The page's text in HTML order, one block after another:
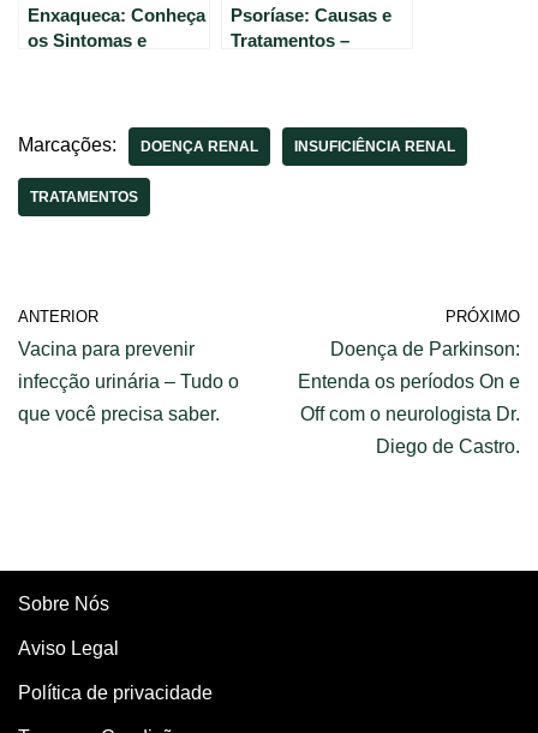
Enxaqueca: Conheça
os Sintomas e
Psoríase: Causas e
Tratamentos –
Marcações:
DOENÇA RENAL INSUFICIÊNCIA RENAL
TRATAMENTOS
ANTERIOR
Vacina para prevenir
infecção urinária – Tudo o
que você precisa saber.
PRÓXIMO
Doença de Parkinson:
Entenda os períodos On e
Off com o neurologista Dr.
Diego de Castro.
Sobre Nós
Aviso Legal
Política de privacidade